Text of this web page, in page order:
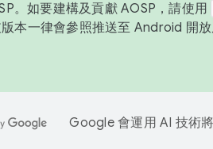
。如要建構及貢獻 AOSP，請使用
本一律會參照推送至 Android 開
Google 會運用 AI 技術